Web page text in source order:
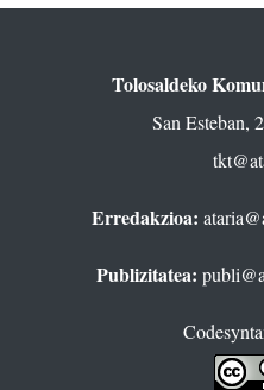
Tolosaldeko
San Esteban,
Erredakzioa:
Publizitatea: